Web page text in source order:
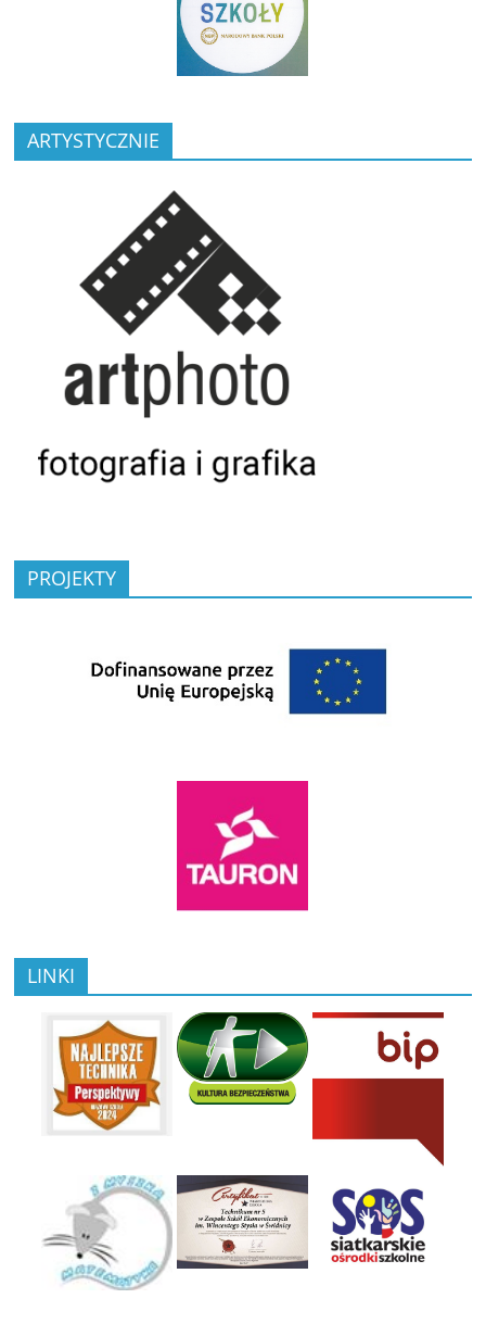
ARTYSTYCZNIE
PROJEKTY
LINKI